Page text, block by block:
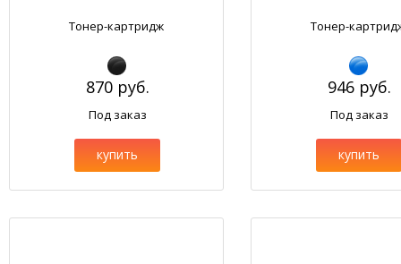
Тонер-картридж
870 руб.
Под заказ
купить
Тонер-
946 руб.
Под заказ
купить